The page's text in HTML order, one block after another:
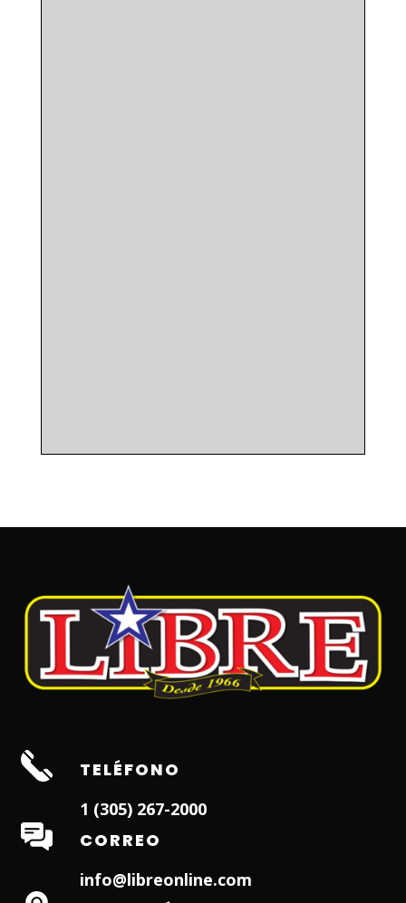
TELÉFONO
1 (305) 267-2000
CORREO
info@libreonline.com